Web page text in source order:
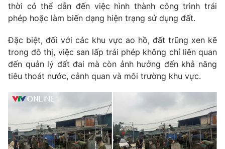
thời có thể dẫn đến việc hình thành công trình trái
phép hoặc làm biến dạng hiện trạng sử dụng đất.
Đặc biệt, đối với các khu vực ao hồ, đất trũng xen kẽ
trong đô thị, việc san lấp trái phép không chỉ liên quan
đến quản lý đất đai mà còn ảnh hưởng đến khả năng
tiêu thoát nước, cảnh quan và môi trường khu vực.